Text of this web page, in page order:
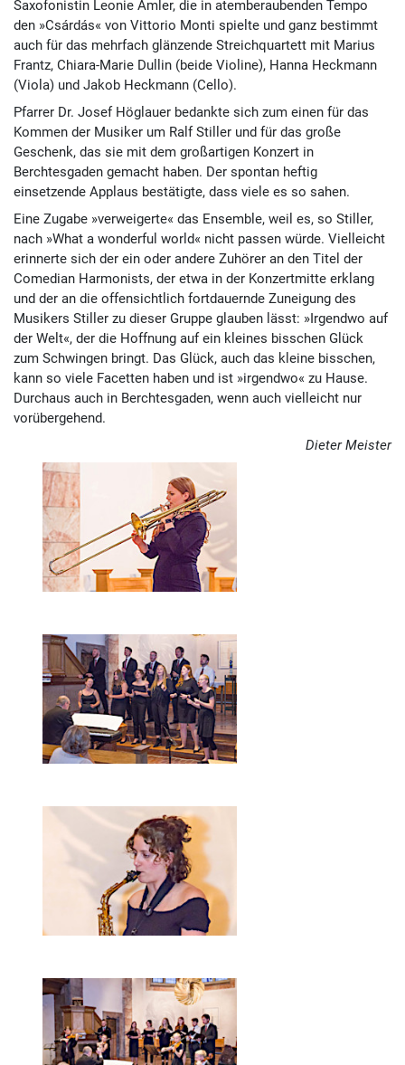
Saxofonistin Leonie Amler, die in atemberaubenden Tempo
den »Csárdás« von Vittorio Monti spielte und ganz bestimmt
auch für das mehrfach glänzende Streichquartett mit Marius
Frantz, Chiara-Marie Dullin (beide Violine), Hanna Heckmann
(Viola) und Jakob Heckmann (Cello).
Pfarrer Dr. Josef Höglauer bedankte sich zum einen für das
Kommen der Musiker um Ralf Stiller und für das große
Geschenk, das sie mit dem großartigen Konzert in
Berchtesgaden gemacht haben. Der spontan heftig
einsetzende Applaus bestätigte, dass viele es so sahen.
Eine Zugabe »verweigerte« das Ensemble, weil es, so Stiller,
nach »What a wonderful world« nicht passen würde. Vielleicht
erinnerte sich der ein oder andere Zuhörer an den Titel der
Comedian Harmonists, der etwa in der Konzertmitte erklang
und der an die offensichtlich fortdauernde Zuneigung des
Musikers Stiller zu dieser Gruppe glauben lässt: »Irgendwo auf
der Welt«, der die Hoffnung auf ein kleines bisschen Glück
zum Schwingen bringt. Das Glück, auch das kleine bisschen,
kann so viele Facetten haben und ist »irgendwo« zu Hause.
Durchaus auch in Berchtesgaden, wenn auch vielleicht nur
vorübergehend.
Dieter Meister